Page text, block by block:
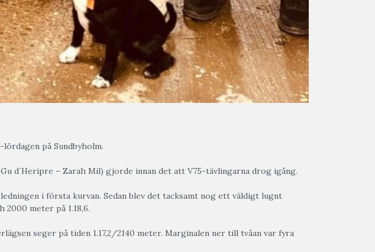
på Sundbyholm.
Gu d´Heripre – Zarah Mil) gjorde innan det att V75-tävlingarna drog igång.
i första kurvan. Sedan blev det tacksamt nog ett väldigt lugnt
2000 meter på 1.18,6.
seger på tiden 1.17,2/2140 meter. Marginalen ner till tvåan var fyra